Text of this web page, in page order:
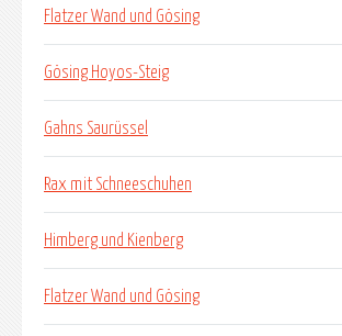
Flatzer Wand und Gösing
Gösing Hoyos-Steig
Gahns Saurüssel
Rax mit Schneeschuhen
Himberg und Kienberg
Flatzer Wand und Gösing